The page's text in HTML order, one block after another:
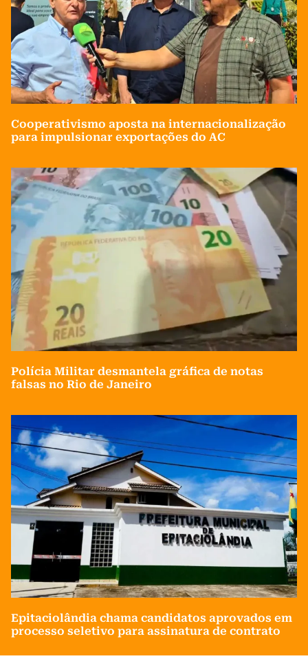
Cooperativismo aposta na internacionalização
para impulsionar exportações do AC
Polícia Militar desmantela gráfica de notas
falsas no Rio de Janeiro
Epitaciolândia chama candidatos aprovados em
processo seletivo para assinatura de contrato